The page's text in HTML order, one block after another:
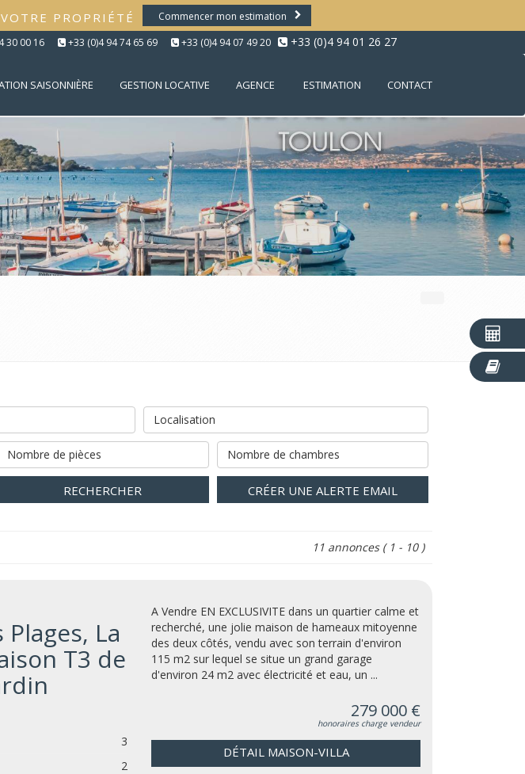
PROPRIÉTÉ
Commencer mon estimation
30 00 16 +33 (0)4 94 74 65 69 +33 (0)4 94 07 49 20 +33 (0)4 94 01 26 27
SAISONNIÈRE GESTION LOCATIVE AGENCE ESTIMATION CONTACT
Localisation
Nombre de pièces Nombre de chambres
RECHERCHER CRÉER UNE ALERTE EMAIL
11 annonces ( 1 - 10 )
La
T3 de
3
2
A Vendre EN EXCLUSIVITE dans un quartier calme et
recherché, une jolie maison de hameaux mitoyenne
des deux côtés, vendu avec son terrain d'environ
115 m2 sur lequel se situe un grand garage
d'environ 24 m2 avec électricité et eau, un ...
279 000 €
honoraires charge vendeur
DÉTAIL MAISON-VILLA